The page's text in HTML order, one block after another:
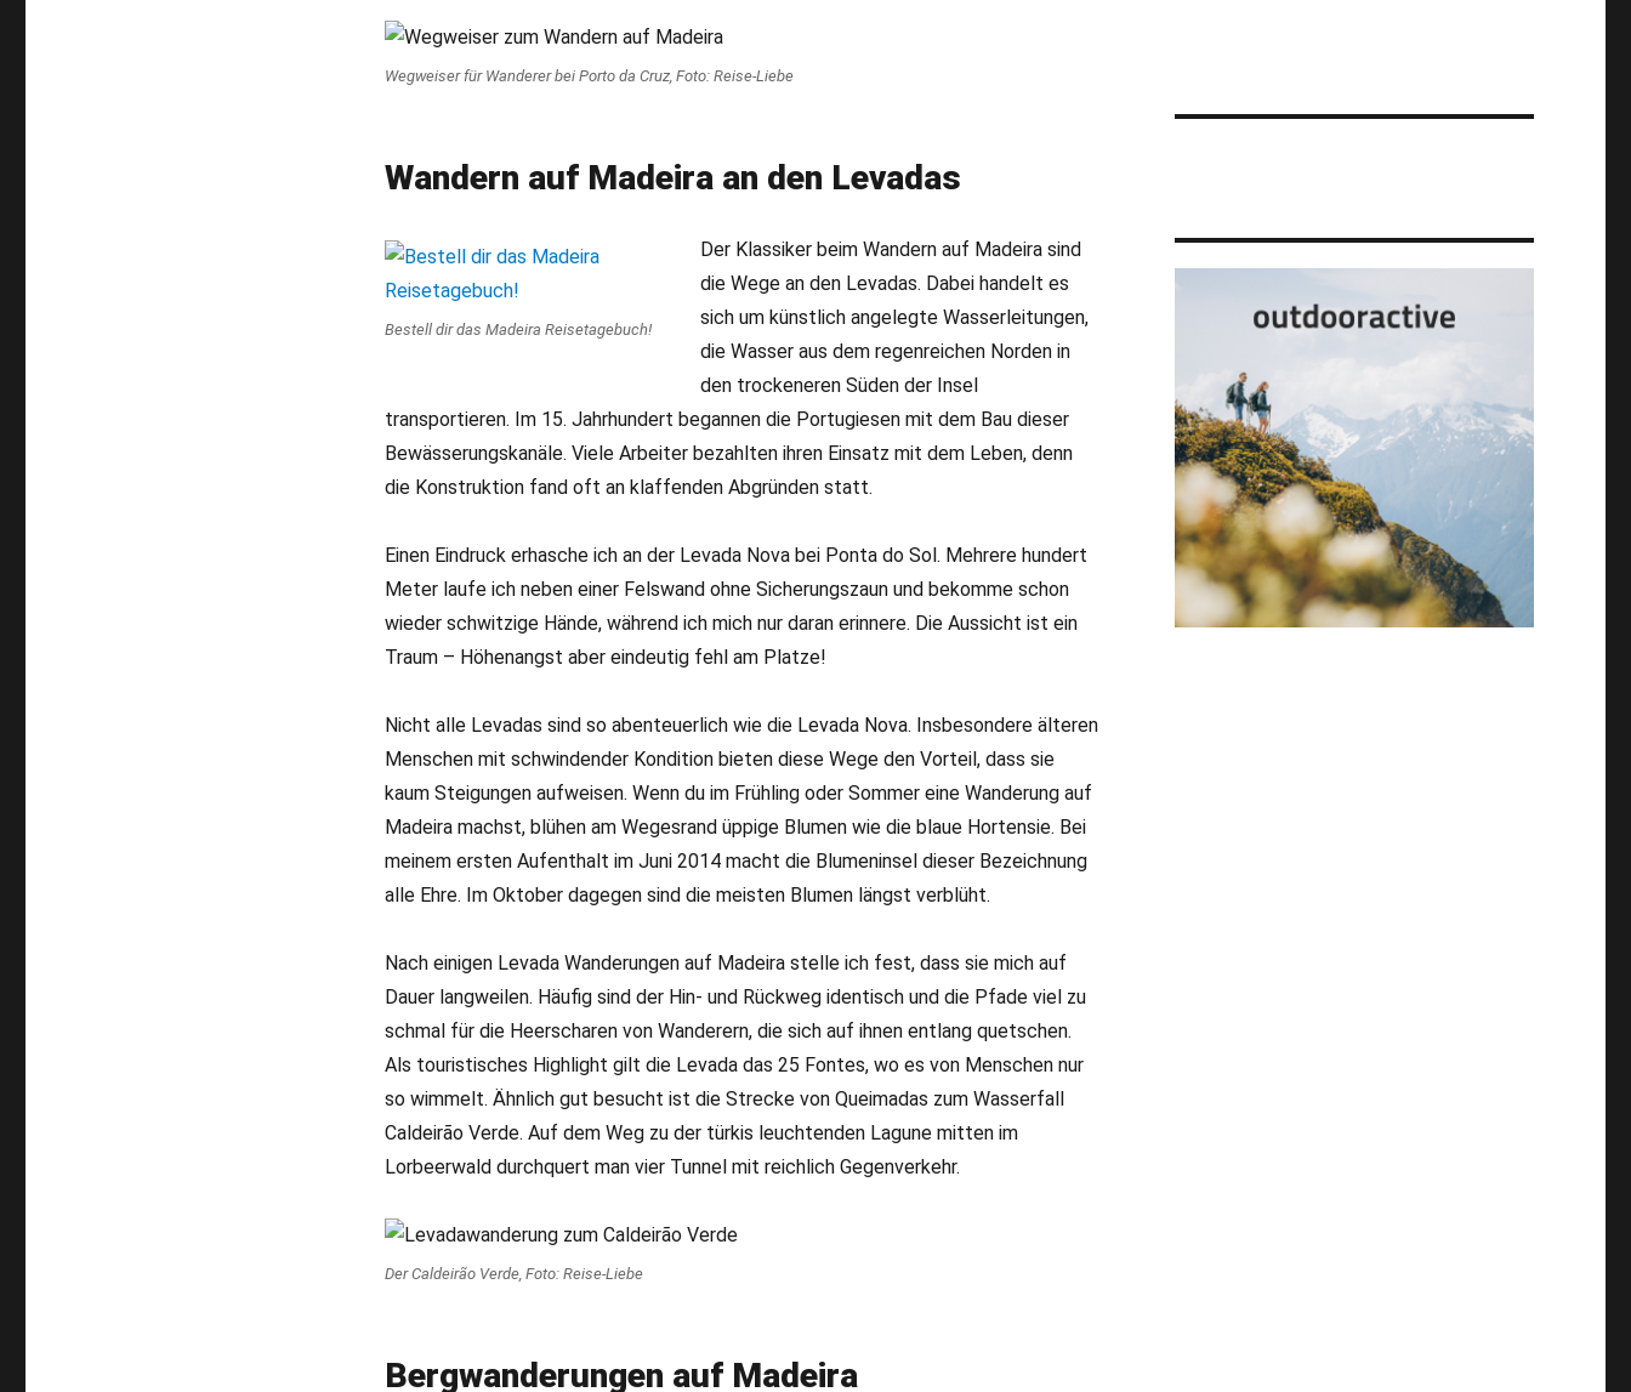
Wegweiser für Wanderer bei Porto da Cruz, Foto: Reise-Liebe
Wandern auf Madeira an den Levadas
Bestell dir das Madeira Reisetagebuch!
Der Klassiker beim Wandern auf Madeira sind
die Wege an den Levadas. Dabei handelt es
sich um künstlich angelegte Wasserleitungen,
die Wasser aus dem regenreichen Norden in
den trockeneren Süden der Insel
transportieren. Im 15. Jahrhundert begannen die Portugiesen mit dem Bau dieser
Bewässerungskanäle. Viele Arbeiter bezahlten ihren Einsatz mit dem Leben, denn
die Konstruktion fand oft an klaffenden Abgründen statt.
Einen Eindruck erhasche ich an der Levada Nova bei Ponta do Sol. Mehrere hundert
Meter laufe ich neben einer Felswand ohne Sicherungszaun und bekomme schon
wieder schwitzige Hände, während ich mich nur daran erinnere. Die Aussicht ist ein
Traum – Höhenangst aber eindeutig fehl am Platze!
Nicht alle Levadas sind so abenteuerlich wie die Levada Nova. Insbesondere älteren
Menschen mit schwindender Kondition bieten diese Wege den Vorteil, dass sie
kaum Steigungen aufweisen. Wenn du im Frühling oder Sommer eine Wanderung auf
Madeira machst, blühen am Wegesrand üppige Blumen wie die blaue Hortensie. Bei
meinem ersten Aufenthalt im Juni 2014 macht die Blumeninsel dieser Bezeichnung
alle Ehre. Im Oktober dagegen sind die meisten Blumen längst verblüht.
Nach einigen Levada Wanderungen auf Madeira stelle ich fest, dass sie mich auf
Dauer langweilen. Häufig sind der Hin- und Rückweg identisch und die Pfade viel zu
schmal für die Heerscharen von Wanderern, die sich auf ihnen entlang quetschen.
Als touristisches Highlight gilt die Levada das 25 Fontes, wo es von Menschen nur
so wimmelt. Ähnlich gut besucht ist die Strecke von Queimadas zum Wasserfall
Caldeirão Verde. Auf dem Weg zu der türkis leuchtenden Lagune mitten im
Lorbeerwald durchquert man vier Tunnel mit reichlich Gegenverkehr.
Der Caldeirão Verde, Foto: Reise-Liebe
Bergwanderungen auf Madeira